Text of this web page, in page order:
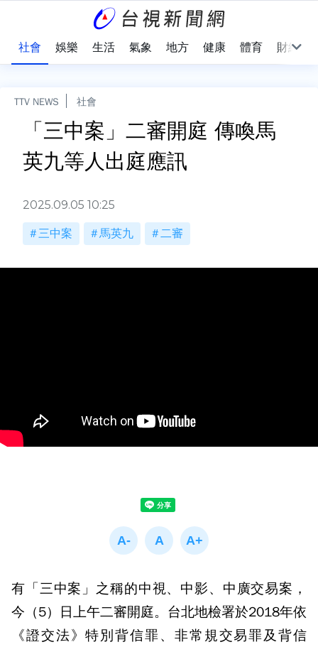
社會 娛樂 生活 氣象 地方 健康 體育 財經
TTV NEWS 社會
「三中案」二審開庭 傳喚馬
英九等人出庭應訊
2025.09.05 10:25
三中案 馬英九 二審
有「三中案」之稱的中視、中影、中廣交易案，
今（5）日上午二審開庭。台北地檢署於2018年依
《證交法》特別背信罪、非常規交易罪及背信